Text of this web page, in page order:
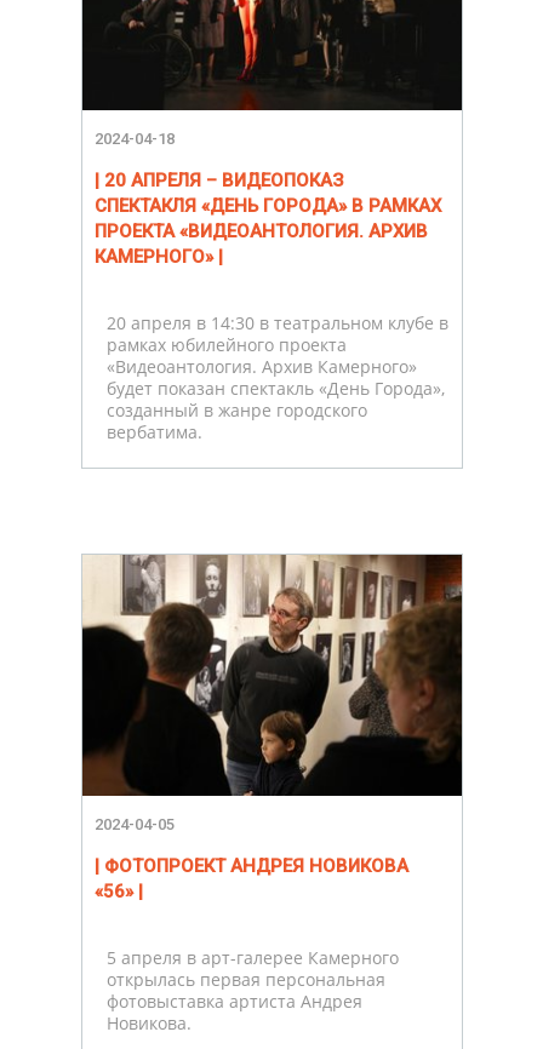
2024-04-18
| 20 АПРЕЛЯ – ВИДЕОПОКАЗ
СПЕКТАКЛЯ «ДЕНЬ ГОРОДА» В РАМКАХ
ПРОЕКТА «ВИДЕОАНТОЛОГИЯ. АРХИВ
КАМЕРНОГО» |
20 апреля в 14:30 в театральном клубе в
рамках юбилейного проекта
«Видеоантология. Архив Камерного»
будет показан спектакль «День Города»,
созданный в жанре городского
вербатима.
2024-04-05
| ФОТОПРОЕКТ АНДРЕЯ НОВИКОВА
«56» |
5 апреля в арт-галерее Камерного
открылась первая персональная
фотовыставка артиста Андрея
Новикова.